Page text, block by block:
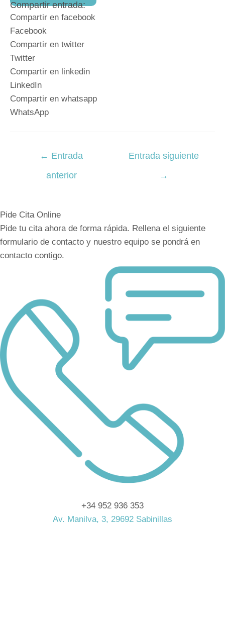
Compartir entrada:
Compartir en facebook
Facebook
Compartir en twitter
Twitter
Compartir en linkedin
LinkedIn
Compartir en whatsapp
WhatsApp
Navegación
← Entrada
anterior
Entrada siguiente
→
Pide Cita Online
Pide tu cita ahora de forma rápida. Rellena el siguiente
formulario de contacto y nuestro equipo se pondrá en
contacto contigo.
+34 952 936 353
Av. Manilva, 3, 29692 Sabinillas